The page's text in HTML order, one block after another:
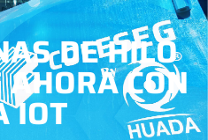
DE HILO
AHORA CON
IOT